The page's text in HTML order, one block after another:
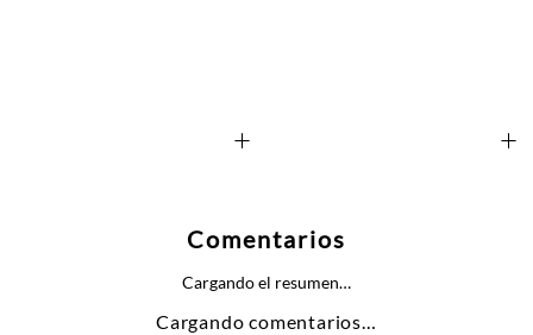
Comentarios
Cargando el resumen…
Cargando comentarios…